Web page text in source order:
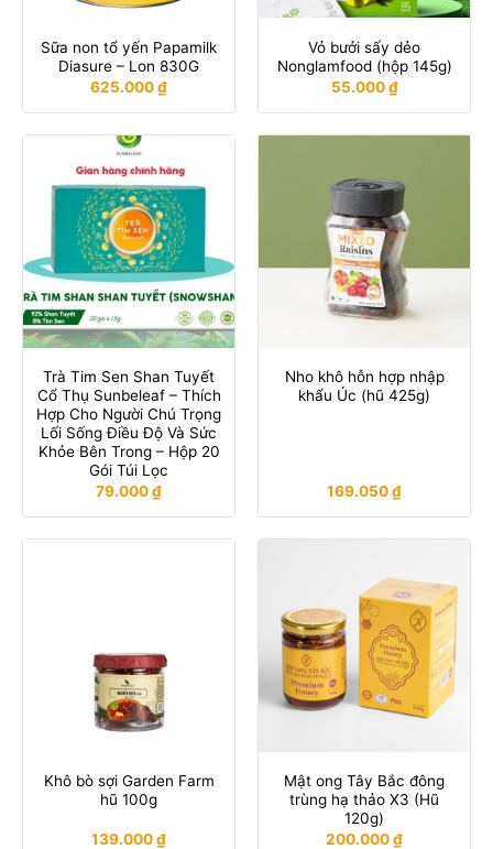
Sữa non tổ yến Papamilk
Diasure – Lon 830G
625.000₫
Vỏ bưởi sấy dẻo
Nonglamfood (hộp 145g)
55.000₫
Trà Tim Sen Shan Tuyết
Cổ Thụ Sunbeleaf – Thích
Hợp Cho Người Chú Trọng
Lối Sống Điều Độ Và Sức
Khỏe Bên Trong – Hộp 20
Gói Túi Lọc
79.000₫
Nho khô hỗn hợp nhập
khẩu Úc (hũ 425g)
169.050₫
Khô bò sợi Garden Farm
hũ 100g
139.000₫
Mật ong Tây Bắc đông
trùng hạ thảo X3 (Hũ
120g)
200.000₫